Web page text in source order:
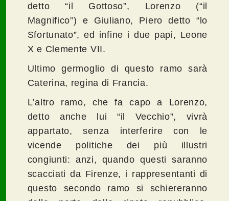
detto “il Gottoso”, Lorenzo (“il
Magnifico”) e Giuliano, Piero detto “lo
Sfortunato”, ed infine i due papi, Leone
X e Clemente VII.
Ultimo germoglio di questo ramo sarà
Caterina, regina di Francia.
L’altro ramo, che fa capo a Lorenzo,
detto anche lui “il Vecchio”, vivrà
appartato, senza interferire con le
vicende politiche dei più illustri
congiunti: anzi, quando questi saranno
scacciati da Firenze, i rappresentanti di
questo secondo ramo si schiereranno